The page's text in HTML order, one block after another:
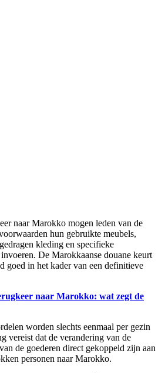
naar Marokko mogen leden van de
hun gebruikte meubels,
kleding en specifieke
De Marokkaanse douane keurt
goed in het kader van een definitieve
naar Marokko: wat zegt de
worden slechts eenmaal per gezin
vereist dat de verandering van de
de goederen direct gekoppeld zijn aan
personen naar Marokko.